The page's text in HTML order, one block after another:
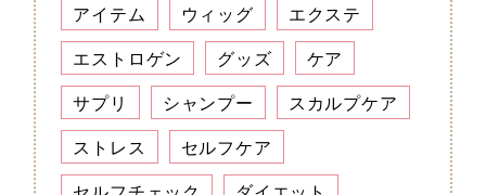
アイテム
ウィッグ
エクステ
エストロゲン
グッズ
ケア
サプリ
シャンプー
スカルプケア
ストレス
セルフケア